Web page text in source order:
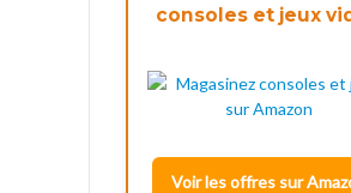
consoles et jeux
Voir les offres sur